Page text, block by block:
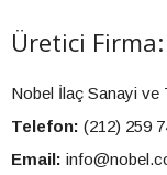
Üretici Firma:
Nobel İlaç Sanayi ve
Telefon: (212) 259
Email: